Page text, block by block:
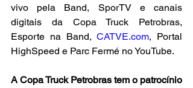
vivo pela Band, SporTV e canais
digitais da Copa Truck Petrobras,
Esporte na Band, CATVE.com, Portal
HighSpeed e Parc Fermé no YouTube.
A Copa Truck Petrobras tem o patrocínio